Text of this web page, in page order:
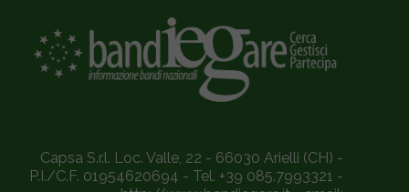
Capsa S.r.l. Loc. Valle, 22 - 66030 Arielli (CH) -
P.I./C.F. 01954620694 - Tel. +39 085.7993321 -